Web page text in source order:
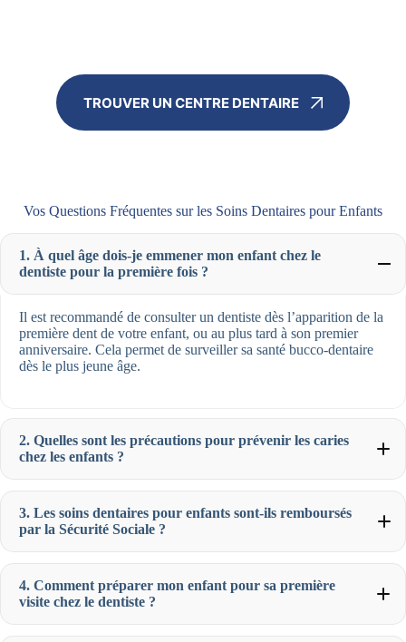
TROUVER UN CENTRE DENTAIRE
Vos Questions Fréquentes sur les Soins Dentaires pour Enfants
1. À quel âge dois-je emmener mon enfant chez le
dentiste pour la première fois ?
Il est recommandé de consulter un dentiste dès l’apparition de la
première dent de votre enfant, ou au plus tard à son premier
anniversaire. Cela permet de surveiller sa santé bucco-dentaire
dès le plus jeune âge.
2. Quelles sont les précautions pour prévenir les caries
chez les enfants ?
3. Les soins dentaires pour enfants sont-ils remboursés
par la Sécurité Sociale ?
4. Comment préparer mon enfant pour sa première
visite chez le dentiste ?